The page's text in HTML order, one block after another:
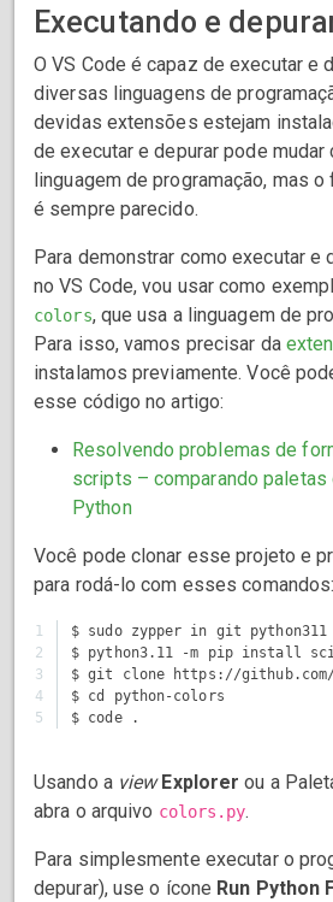
Executando e
O VS Code é capaz de executar e
diversas linguagens de
devidas extensões estejam
de executar e depurar pode mudar
linguagem de programação, mas o
é sempre parecido.
Para demonstrar como executar e
no VS Code, vou usar como
colors, que usa a linguagem de
Para isso, vamos precisar da
instalamos previamente. Você
esse código no artigo:
Resolvendo problemas de
scripts – comparando paletas
Python
Você pode clonar esse projeto e
para rodá-lo com esses comandos:
1
2
3
4
$ sudo zypper in git python311
$ python3.11 -m pip install
$ git clone https://github.com/
$ cd python-colors
Usando a view Explorer ou a
abra o arquivo colors.py.
Para simplesmente executar o
depurar), use o ícone Run Python